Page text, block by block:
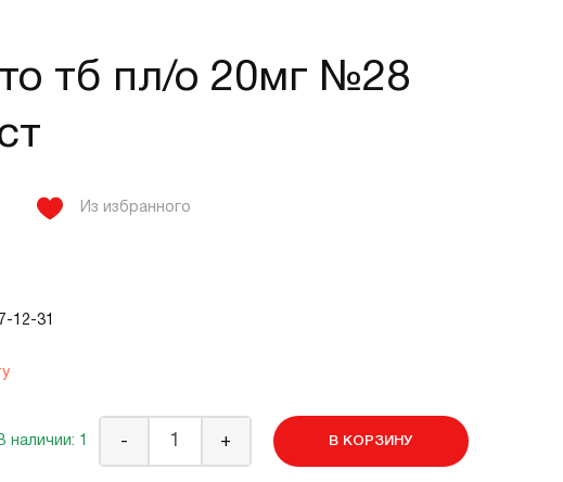
тб пл/о 20мг №28
Из избранного
12-31
наличии: 1 - + В КОРЗИНУ